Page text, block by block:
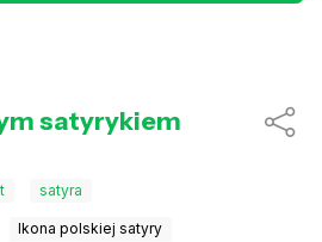
satyrykiem
satyra
Ikona polskiej satyry